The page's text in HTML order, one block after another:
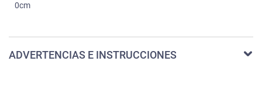
0cm
ADVERTENCIAS E INSTRUCCIONES